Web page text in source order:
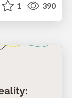
1 390